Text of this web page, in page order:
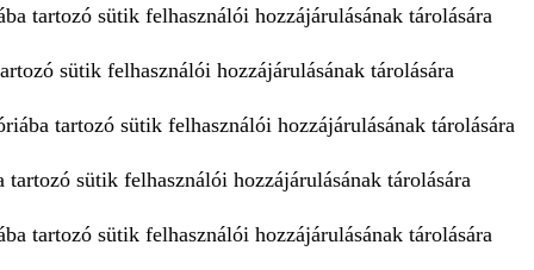
tartozó sütik felhasználói hozzájárulásának tárolására
sütik felhasználói hozzájárulásának tárolására
tartozó sütik felhasználói hozzájárulásának tárolására
sütik felhasználói hozzájárulásának tárolására
tartozó sütik felhasználói hozzájárulásának tárolására